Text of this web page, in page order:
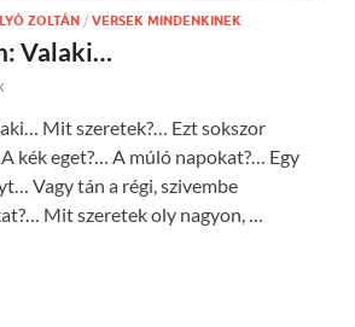
ZOLTÁN / VERSEK MINDENKINEK
Valaki…
Mit szeretek?… Ezt sokszor
kék eget?… A múló napokat?… Egy
Vagy tán a régi, szivembe
Mit szeretek oly nagyon, …